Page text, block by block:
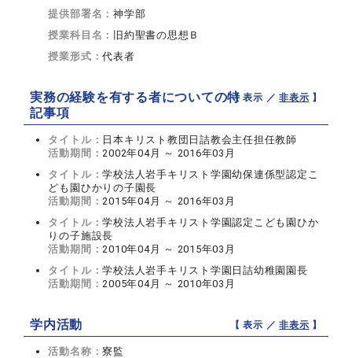
提供部署名：神学部
授業科目名：
旧約聖書の思想Ｂ
授業形式：代表者
実務の経験を有する者についての特
記事項
【 表示 ／非表示 】
タイトル： 日本キリスト教団日詰教会主任担任教師
活動期間：2002年04月 ～ 2016年03月
タイトル：学校法人岩手キリスト学園幼保連係型認定こ
ども園ひかりの子園長
活動期間：2015年04月 ～ 2016年03月
タイトル：学校法人岩手キリスト学園認定こども園ひか
りの子施設長
活動期間：2010年04月 ～ 2015年03月
タイトル：学校法人岩手キリスト学園日詰幼稚園園長
活動期間：2005年04月 ～ 2010年03月
学内活動 【 表示 ／非表示 】
活動名称：寮監